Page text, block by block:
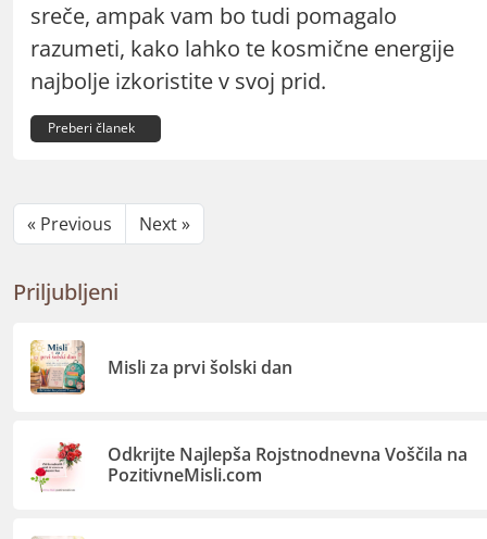
sreče, ampak vam bo tudi pomagalo
razumeti, kako lahko te kosmične energije
najbolje izkoristite v svoj prid.
Preberi članek
« Previous Next »
Priljubljeni
Misli za prvi šolski dan
Odkrijte Najlepša Rojstnodnevna Voščila na
PozitivneMisli.com